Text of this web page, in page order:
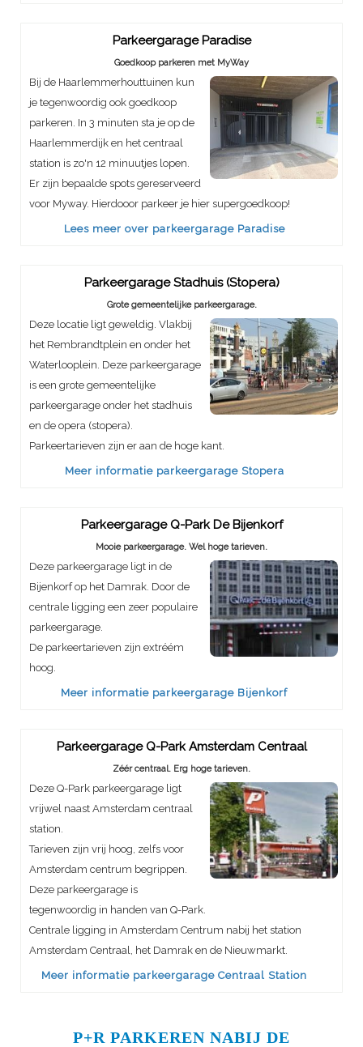
Parkeergarage Paradise
Goedkoop parkeren met MyWay
Bij de Haarlemmerhouttuinen kun
je tegenwoordig ook goedkoop
parkeren. In 3 minuten sta je op de
Haarlemmerdijk en het centraal
station is zo'n 12 minuutjes lopen.
Er zijn bepaalde spots gereserveerd
voor Myway. Hierdooor parkeer je hier supergoedkoop!
Lees meer over parkeergarage Paradise
Parkeergarage Stadhuis (Stopera)
Grote gemeentelijke parkeergarage.
Deze locatie ligt geweldig. Vlakbij
het Rembrandtplein en onder het
Waterlooplein. Deze parkeergarage
is een grote gemeentelijke
parkeergarage onder het stadhuis
en de opera (stopera).
Parkeertarieven zijn er aan de hoge kant.
Meer informatie parkeergarage Stopera
Parkeergarage Q-Park De Bijenkorf
Mooie parkeergarage. Wel hoge tarieven.
Deze parkeergarage ligt in de
Bijenkorf op het Damrak. Door de
centrale ligging een zeer populaire
parkeergarage.
De parkeertarieven zijn extréém
hoog.
Meer informatie parkeergarage Bijenkorf
Parkeergarage Q-Park Amsterdam Centraal
Zéér centraal. Erg hoge tarieven.
Deze Q-Park parkeergarage ligt
vrijwel naast Amsterdam centraal
station.
Tarieven zijn vrij hoog, zelfs voor
Amsterdam centrum begrippen.
Deze parkeergarage is
tegenwoordig in handen van Q-Park.
Centrale ligging in Amsterdam Centrum nabij het station
Amsterdam Centraal, het Damrak en de Nieuwmarkt.
Meer informatie parkeergarage Centraal Station
P+R PARKEREN NABIJ DE